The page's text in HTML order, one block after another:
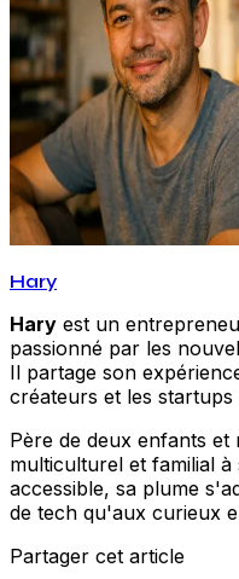
Hary
Hary est un
passionné par les
Il partage son
créateurs et les
Père de deux enfants
multiculturel et familial à
accessible, sa plume
de tech qu'aux curieux
Partager cet article